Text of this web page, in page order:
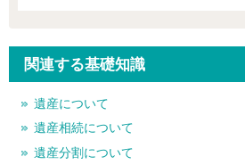
関連する基礎知識
遺産について
遺産相続について
遺産分割について